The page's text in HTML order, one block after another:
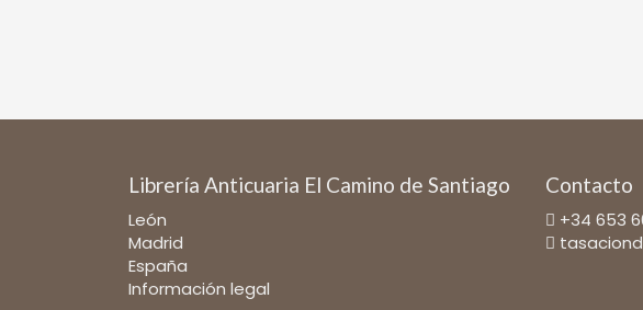
Librería Anticuaria El Camino de Santiago
León
Madrid
España
Información legal
Contacto
+34 653